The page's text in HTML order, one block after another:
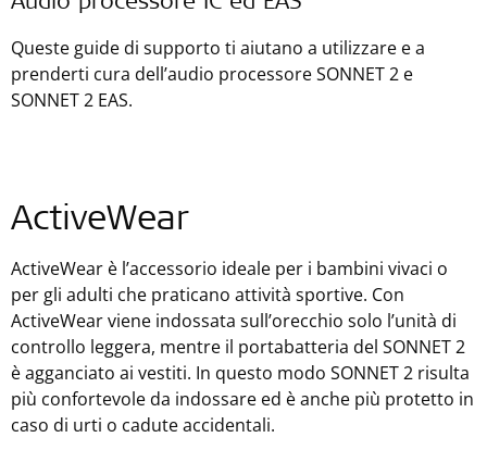
Queste guide di supporto ti aiutano a utilizzare e a
prenderti cura dell’audio processore SONNET 2 e
SONNET 2 EAS.
ActiveWear
ActiveWear è l’accessorio ideale per i bambini vivaci o
per gli adulti che praticano attività sportive. Con
ActiveWear viene indossata sull’orecchio solo l’unità di
controllo leggera, mentre il portabatteria del SONNET 2
è agganciato ai vestiti. In questo modo SONNET 2 risulta
più confortevole da indossare ed è anche più protetto in
caso di urti o cadute accidentali.